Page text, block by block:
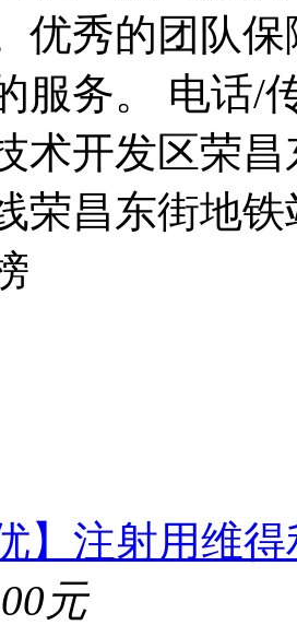
优秀的团队
服务。 电话/
术开发区荣
荣昌东街地
】注射用维
元